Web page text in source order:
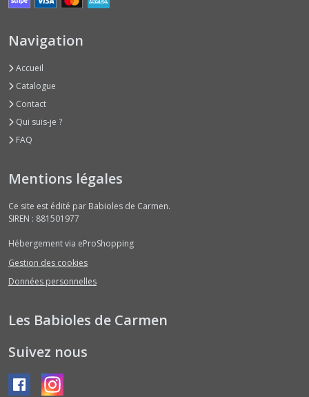
Navigation
Accueil
Catalogue
Contact
Qui suis-je ?
FAQ
Mentions légales
Ce site est édité par Babioles de Carmen.
SIREN : 881501977
Hébergement via eProShopping
Gestion des cookies
Données personnelles
Les Babioles de Carmen
Suivez nous